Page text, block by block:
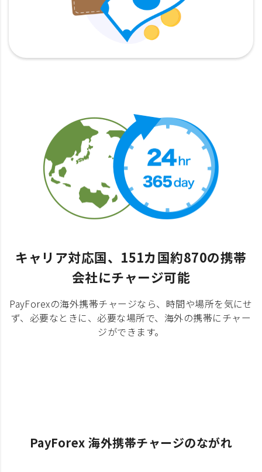
キャリア対応国、151カ国約870の携帯
会社にチャージ可能
PayForexの海外携帯チャージなら、時間や場所を気にせ
ず、必要なときに、必要な場所で、海外の携帯にチャー
ジができます。
PayForex 海外携帯チャージのながれ